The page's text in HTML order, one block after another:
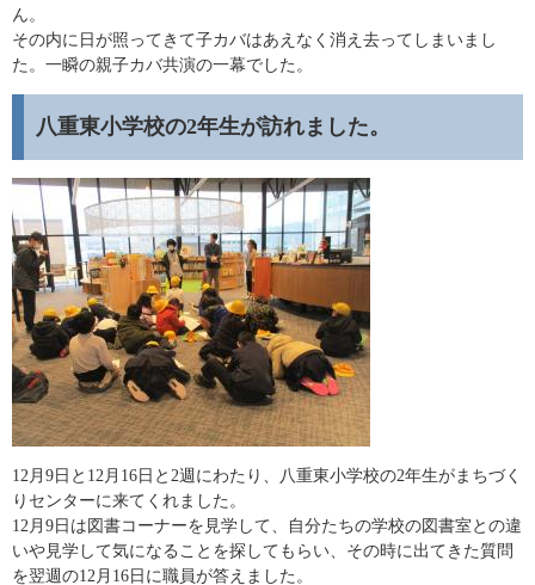
ん。
その内に日が照ってきて子カバはあえなく消え去ってしまいまし
た。一瞬の親子カバ共演の一幕でした。
八重東小学校の2年生が訪れました。
12月9日と12月16日と2週にわたり、八重東小学校の2年生がまちづく
りセンターに来てくれました。
12月9日は図書コーナーを見学して、自分たちの学校の図書室との違
いや見学して気になることを探してもらい、その時に出てきた質問
を翌週の12月16日に職員が答えました。